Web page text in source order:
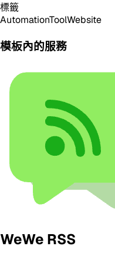
標籤
AutomationToolWebsite
模板內的服務
WeWe RSS